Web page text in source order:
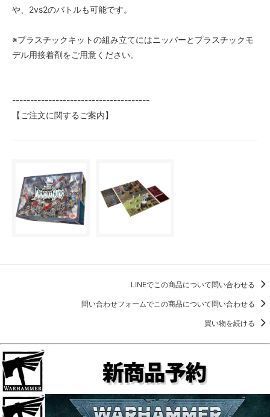
や、2vs2のバトルも可能です。
※プラスチックキットの組み立てにはニッパーとプラスチックモ
デル用接着剤をご用意ください。
--------------------------------------
【ご注文に関するご案内】
LINEでこの商品について問い合わせる
問い合わせフォームでこの商品について問い合わせる
買い物を続ける